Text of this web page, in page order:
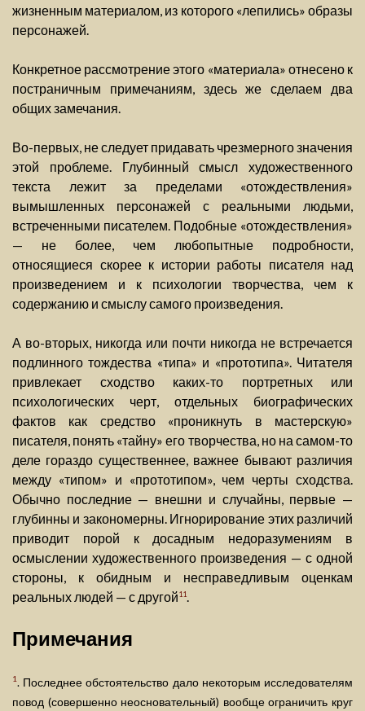
жизненным материалом, из которого «лепились» образы
персонажей.
Конкретное рассмотрение этого «материала» отнесено к
постраничным примечаниям, здесь же сделаем два
общих замечания.
Во-первых, не следует придавать чрезмерного значения
этой проблеме. Глубинный смысл художественного
текста лежит за пределами «отождествления»
вымышленных персонажей с реальными людьми,
встреченными писателем. Подобные «отождествления»
— не более, чем любопытные подробности,
относящиеся скорее к истории работы писателя над
произведением и к психологии творчества, чем к
содержанию и смыслу самого произведения.
А во-вторых, никогда или почти никогда не встречается
подлинного тождества «типа» и «прототипа». Читателя
привлекает сходство каких-то портретных или
психологических черт, отдельных биографических
фактов как средство «проникнуть в мастерскую»
писателя, понять «тайну» его творчества, но на самом-то
деле гораздо существеннее, важнее бывают различия
между «типом» и «прототипом», чем черты сходства.
Обычно последние — внешни и случайны, первые —
глубинны и закономерны. Игнорирование этих различий
приводит порой к досадным недоразумениям в
осмыслении художественного произведения — с одной
стороны, к обидным и несправедливым оценкам
реальных людей — с другой11.
Примечания
1. Последнее обстоятельство дало некоторым исследователям
повод (совершенно неосновательный) вообще ограничить круг